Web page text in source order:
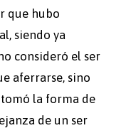
que hubo
siendo ya
consideró el ser
aferrarse, sino
tomó la forma de
de un ser